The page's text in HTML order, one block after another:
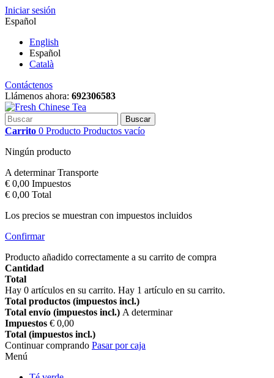
Iniciar sesión
Español
English
Español
Català
Contáctenos
Llámenos ahora: 692306583
Buscar
Carrito 0 Producto Productos vacío
Ningún producto
A determinarTransporte
€ 0,00 Impuestos
€ 0,00 Total
Los precios se muestran con impuestos incluidos
Confirmar
Producto añadido correctamente a su carrito de compra
Cantidad
Total
Hay 0 artículos en su carrito. Hay 1 artículo en su carrito.
Total productos (impuestos incl.)
Total envío (impuestos incl.) A determinar
Impuestos € 0,00
Total (impuestos incl.)
Continuar comprando Pasar por caja
Menú